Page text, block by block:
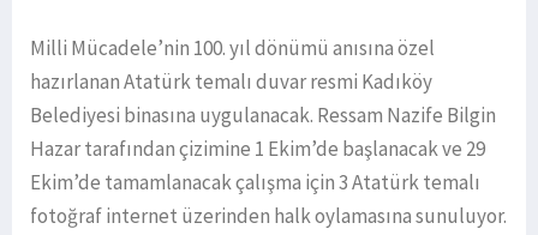
Milli Mücadele’nin 100. yıl dönümü anısına özel
hazırlanan Atatürk temalı duvar resmi Kadıköy
Belediyesi binasına uygulanacak. Ressam Nazife Bilgin
Hazar tarafından çizimine 1 Ekim’de başlanacak ve 29
Ekim’de tamamlanacak çalışma için 3 Atatürk temalı
fotoğraf internet üzerinden halk oylamasına sunuluyor.